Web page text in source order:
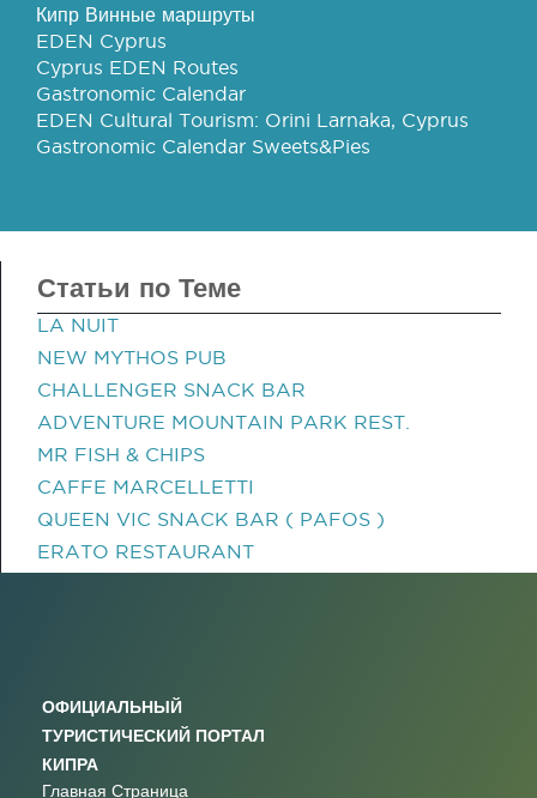
Кипр Винные маршруты
EDEN Cyprus
Cyprus EDEN Routes
Gastronomic Calendar
EDEN Cultural Tourism: Orini Larnaka, Cyprus
Gastronomic Calendar Sweets&Pies
Статьи по Теме
LA NUIT
NEW MYTHOS PUB
CHALLENGER SNACK BAR
ADVENTURE MOUNTAIN PARK REST.
MR FISH & CHIPS
CAFFE MARCELLETTI
QUEEN VIC SNACK BAR ( PAFOS )
ERATO RESTAURANT
ОФИЦИАЛЬНЫЙ
ТУРИСТИЧЕСКИЙ ПОРТАЛ
КИПРА
Главная Страница